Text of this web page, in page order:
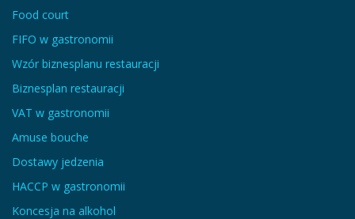
Food court
FIFO w gastronomii
Wzór biznesplanu restauracji
Biznesplan restauracji
VAT w gastronomii
Amuse bouche
Dostawy jedzenia
HACCP w gastronomii
Koncesja na alkohol